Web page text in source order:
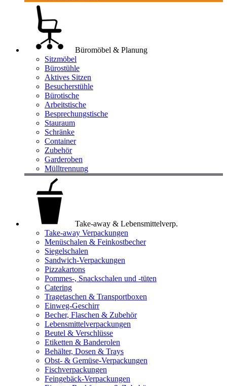
Büromöbel & Planung
Sitzmöbel
Bürostühle
Aktives Sitzen
Besucherstühle
Bürotische
Arbeitstische
Besprechungstische
Stauraum
Schränke
Container
Zubehör
Garderoben
Mülltrennung
Take-away & Lebensmittelverp.
Take-away Verpackungen
Menüschalen & Feinkostbecher
Siegelschalen
Sandwich-Verpackungen
Pizzakartons
Pommes-, Snackschalen und -tüten
Catering
Tragetaschen & Transportboxen
Einweg-Geschirr
Becher, Flaschen & Zubehör
Lebensmittelverpackungen
Beutel & Verschlüsse
Etiketten & Banderolen
Behälter, Dosen & Trays
Obst- & Gemüse-Verpackungen
Fischverpackungen
Feingebäck-Verpackungen